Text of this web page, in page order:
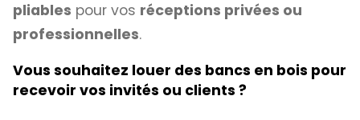
pliables pour vos réceptions privées ou
professionnelles.
Vous souhaitez louer des bancs en bois pour
recevoir vos invités ou clients ?